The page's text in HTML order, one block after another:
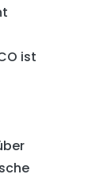
ist